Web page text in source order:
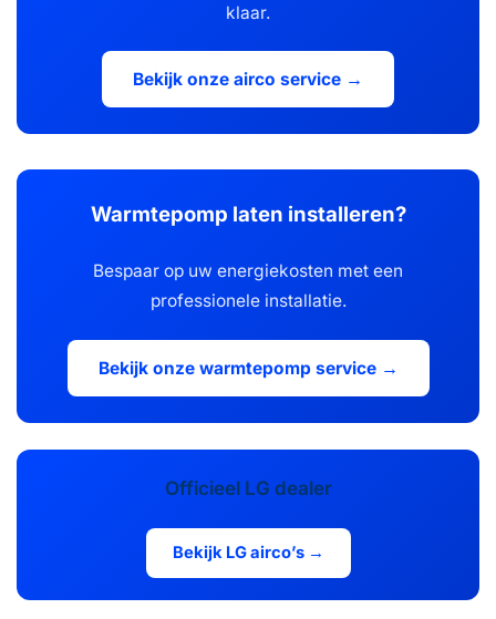
klaar.
Bekijk onze airco service →
Warmtepomp laten installeren?
Bespaar op uw energiekosten met een
professionele installatie.
Bekijk onze warmtepomp service →
Officieel LG dealer
Bekijk LG airco’s →